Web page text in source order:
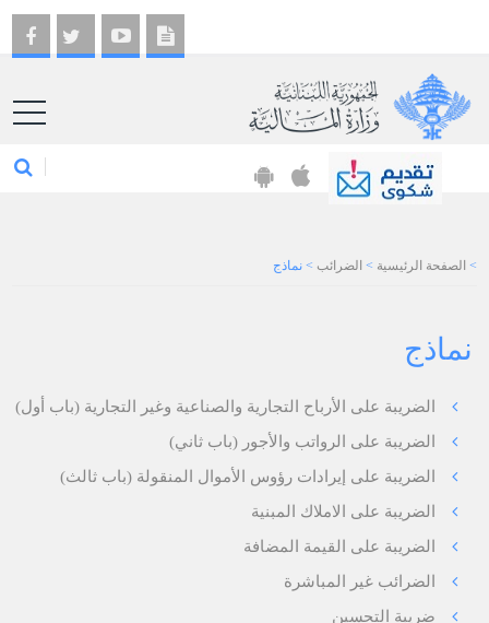
EN
> الصفحة الرئيسية > الضرائب >نماذج
نماذج
الضريبة على الأرباح التجارية والصناعية وغير التجارية (باب أول)
الضريبة على الرواتب والأجور (باب ثاني)
الضريبة على إيرادات رؤوس الأموال المنقولة (باب ثالث)
الضريبة على الاملاك المبنية
الضريبة على القيمة المضافة
الضرائب غير المباشرة
ضريبة التحسين